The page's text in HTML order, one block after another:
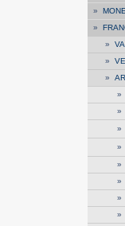
»
»
»
»
»
»
»
»
»
»
»
»
»